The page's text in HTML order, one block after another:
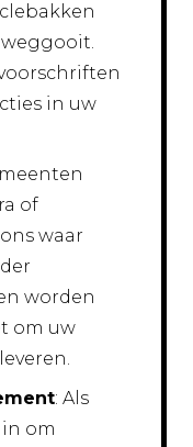
in uw
of
waar
worden
om uw
: Als
om